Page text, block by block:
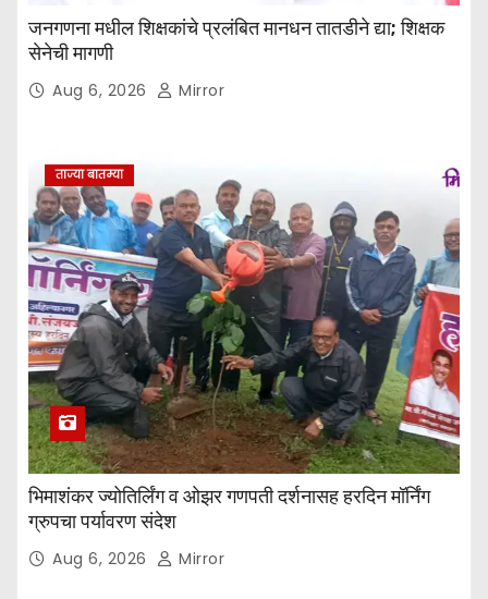
जनगणना मधील शिक्षकांचे प्रलंबित मानधन तातडीने द्या; शिक्षक
सेनेची मागणी
Aug 6, 2026 Mirror
ताज्या बातम्या
भिमाशंकर ज्योतिर्लिंग व ओझर गणपती दर्शनासह हरदिन मॉर्निंग
ग्रुपचा पर्यावरण संदेश
Aug 6, 2026 Mirror